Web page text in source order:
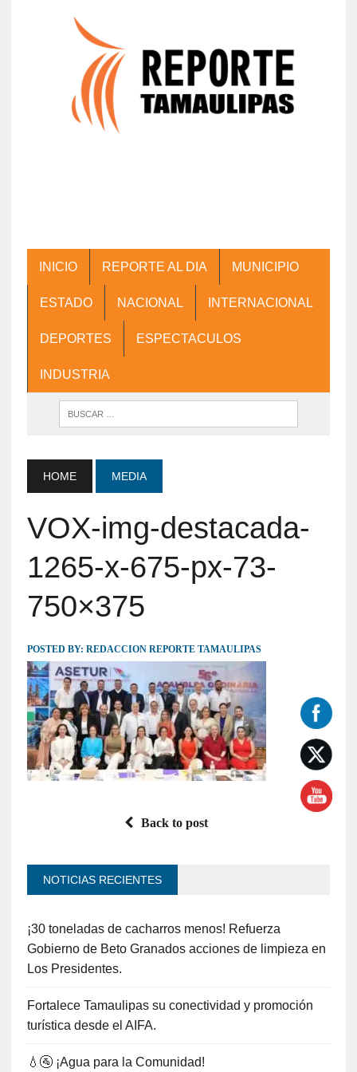
INICIO REPORTE AL DIA MUNICIPIO
ESTADO NACIONAL INTERNACIONAL
DEPORTES ESPECTACULOS
INDUSTRIA
HOME MEDIA
VOX-img-destacada-
1265-x-675-px-73-
750×375
POSTED BY: REDACCION REPORTE TAMAULIPAS
Back to post
NOTICIAS RECIENTES
¡30 toneladas de cacharros menos! Refuerza
Gobierno de Beto Granados acciones de limpieza en
Los Presidentes.
Fortalece Tamaulipas su conectividad y promoción
turística desde el AIFA.
💧🚰 ¡Agua para la Comunidad!